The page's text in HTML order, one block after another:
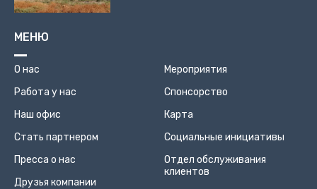
МЕНЮ
О нас
Работа у нас
Наш офис
Стать партнером
Пресса о нас
Друзья компании
Мероприятия
Спонсорство
Карта
Социальные инициативы
Отдел обслуживания
клиентов